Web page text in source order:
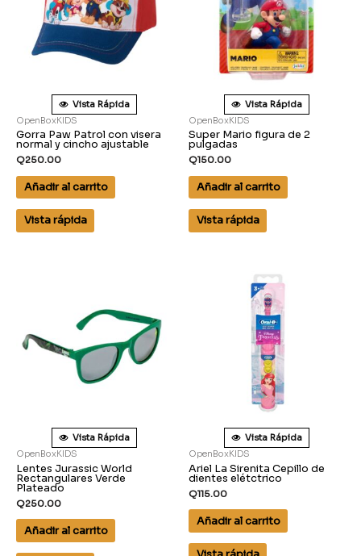
Vista Rápida
OpenBoxKIDS
Gorra Paw Patrol con visera
normal y cincho ajustable
Q250.00
Añadir al carrito
Vista rápida
Vista Rápida
OpenBoxKIDS
Super Mario figura de 2
pulgadas
Q150.00
Añadir al carrito
Vista rápida
Vista Rápida
OpenBoxKIDS
Lentes Jurassic World
Rectangulares Verde
Plateado
Q250.00
Añadir al carrito
Vista Rápida
OpenBoxKIDS
Ariel La Sirenita Cepillo de
dientes elétctrico
Q115.00
Añadir al carrito